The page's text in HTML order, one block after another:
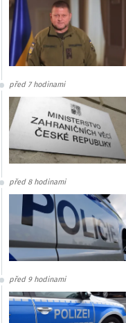
před 7 hodinami
před 8 hodinami
před 9 hodinami